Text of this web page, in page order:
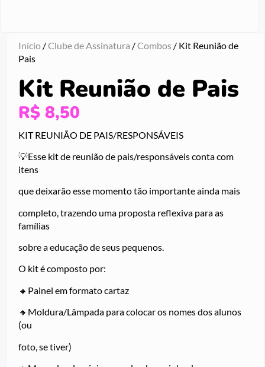
Início /Clube de Assinatura /Combos / Kit Reunião de
Pais
Kit Reunião de Pais
R$ 8,50
KIT REUNIÃO DE PAIS/RESPONSÁVEIS
💡Esse kit de reunião de pais/responsáveis conta com
itens
que deixarão esse momento tão importante ainda mais
completo, trazendo uma proposta reflexiva para as
famílias
sobre a educação de seus pequenos.
O kit é composto por:
🔸Painel em formato cartaz
🔸Moldura/Lâmpada para colocar os nomes dos alunos
(ou
foto, se tiver)